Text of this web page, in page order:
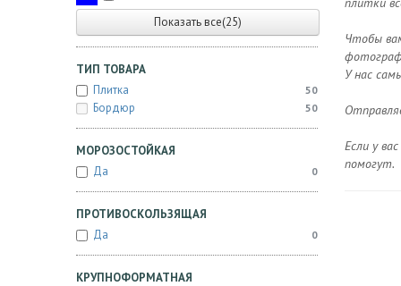
Показать все(25)
ТИП ТОВАРА
Плитка
50
Бордюр 50
МОРОЗОСТОЙКАЯ
Да
0
ПРОТИВОСКОЛЬЗЯЩАЯ
Да
0
КРУПНОФОРМАТНАЯ
Чтобы
У нас
Если у
помогут.